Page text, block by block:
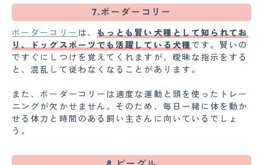
7.ボーダーコリー
ボーダーコリー は、 もっとも賢い犬種として知られてお
り、ドッグスポーツでも活躍している犬種です。賢いの
ですぐにしつけを覚えてくれますが、曖昧な指示をする
と、混乱して従わなくなることがあります。
また、ボーダーコリーは適度な運動と頭を使ったトレー
ニングが欠かせません。そのため、毎日一緒に体を動か
せる体力と時間のある飼い主さんに向いているでしょ
う。